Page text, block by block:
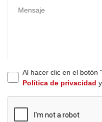
Al hacer clic en el botón
Política de privacidad y
ENVIAR